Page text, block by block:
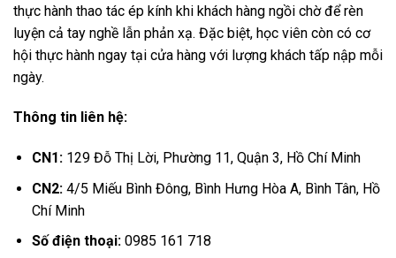
thực hành thao tác ép kính khi khách hàng ngồi chờ để rèn
luyện cả tay nghề lẫn phản xạ. Đặc biệt, học viên còn có cơ
hội thực hành ngay tại cửa hàng với lượng khách tấp nập mỗi
ngày.
Thông tin liên hệ:
CN1:129 Đỗ Thị Lời, Phường 11, Quận 3, Hồ Chí Minh
CN2:4/5 Miếu Bình Đông, Bình Hưng Hòa A, Bình Tân, Hồ
Chí Minh
Số điện thoại:0985 161 718